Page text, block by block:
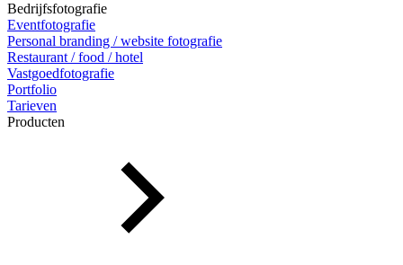
Bedrijfsfotografie
Eventfotografie
Personal branding / website fotografie
Restaurant / food / hotel
Vastgoedfotografie
Portfolio
Tarieven
Producten